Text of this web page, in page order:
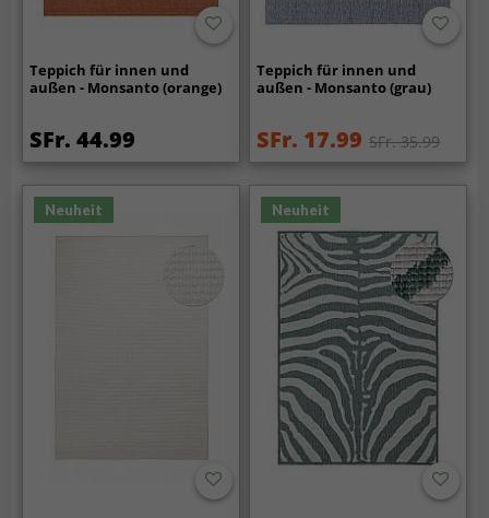
Teppich für innen und
außen - Monsanto (orange)
SFr. 44.99
Teppich für innen und
außen - Monsanto (grau)
SFr. 17.99 SFr. 35.99
Neuheit Neuheit